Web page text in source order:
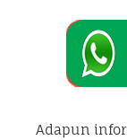
Adapun